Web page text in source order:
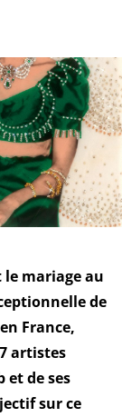
mariage au
de
France,
artistes
de ses
sur ce